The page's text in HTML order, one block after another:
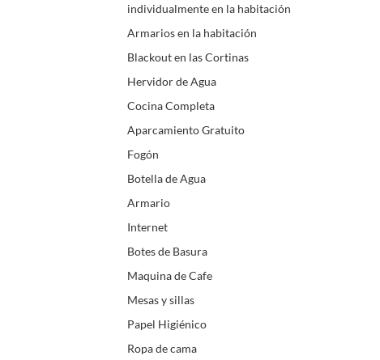
individualmente en la habitación
Armarios en la habitación
Blackout en las Cortinas
Hervidor de Agua
Cocina Completa
Aparcamiento Gratuito
Fogón
Botella de Agua
Armario
Internet
Botes de Basura
Maquina de Cafe
Mesas y sillas
Papel Higiénico
Ropa de cama